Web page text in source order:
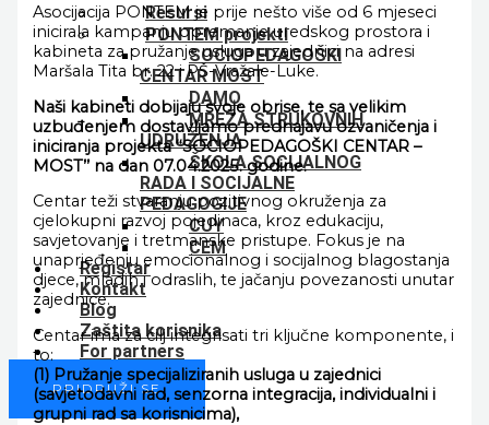
Resursi
PONTEM projekti
SOCIOPEDAGOŠKI
CENTAR MOST
DAMO
MREŽA STRUKOVNIH
UDRUŽENJA
ŠKOLA SOCIJALNOG
RADA I SOCIJALNE
PEDAGOGIJE
CUY
CEM
Registar
Kontakt
Blog
Zaštita korisnika
For partners
PRIDRUŽI SE
Asocijacija PONTEM je prije nešto više od 6 mjeseci
inicirala kampanju opremanje uredskog prostora i
kabineta za pružanje usluga u zajednici na adresi
Maršala Tita br. 22 i PŠ-Vražale-Luke.
Naši kabineti dobijaju svoje obrise, te sa velikim
uzbuđenjem dostavljamo prednajavu ozvaničenja i
iniciranja projekta ‘‘SOCIOPEDAGOŠKI CENTAR –
MOST’’ na dan 07.04.2025. godine.
Centar teži stvaranju pozitivnog okruženja za
cjelokupni razvoj pojedinaca, kroz edukaciju,
savjetovanje i tretmanske pristupe. Fokus je na
unaprjeđenju emocionalnog i socijalnog blagostanja
djece, mladih i odraslih, te jačanju povezanosti unutar
zajednice.
Centar ima za cilj integrisati tri ključne komponente, i
to:
(1) Pružanje specijaliziranih usluga u zajednici
(savjetodavni rad, senzorna integracija, individualni i
grupni rad sa korisnicima),